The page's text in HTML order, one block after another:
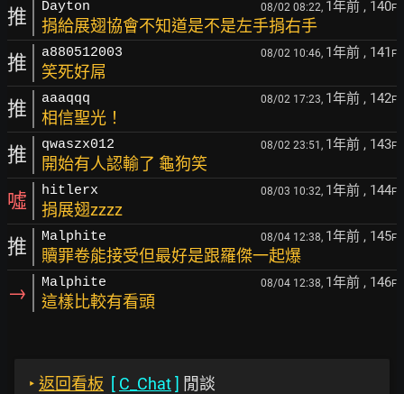
推 Dayton 08/02 08:22, 1年前 , 140F
捐給展翅協會不知道是不是左手捐右手
推 a880512003 08/02 10:46, 1年前 , 141 F
笑死好屌
推 aaaqqq 08/02 17:23, 1年前 , 142F
相信聖光！
推 qwaszx012 08/02 23:51, 1年前 , 143F
開始有人認輸了 龜狗笑
噓 hitlerx 08/03 10:32, 1年前 , 144F
捐展翅zzzz
推 Malphite 08/04 12:38, 1年前 , 145F
贖罪卷能接受但最好是跟羅傑一起爆
→ Malphite 08/04 12:38, 1年前 , 146F
這樣比較有看頭
‣ 返回看板 [ C_Chat] 閒談